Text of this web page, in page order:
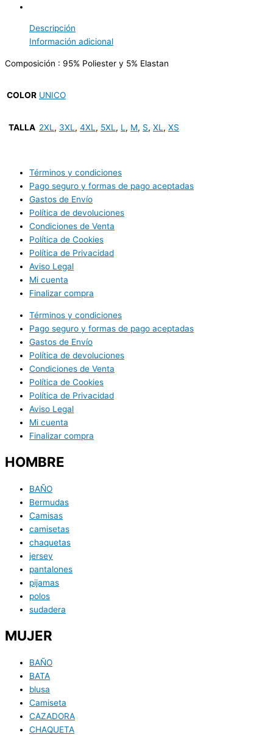
Descripción
Información adicional
Composición : 95% Poliester y 5% Elastan
COLOR UNICO
TALLA 2XL, 3XL, 4XL, 5XL, L, M, S, XL, XS
Términos y condiciones
Pago seguro y formas de pago aceptadas
Gastos de Envío
Política de devoluciones
Condiciones de Venta
Política de Cookies
Política de Privacidad
Aviso Legal
Mi cuenta
Finalizar compra
Términos y condiciones
Pago seguro y formas de pago aceptadas
Gastos de Envío
Política de devoluciones
Condiciones de Venta
Política de Cookies
Política de Privacidad
Aviso Legal
Mi cuenta
Finalizar compra
HOMBRE
BAÑO
Bermudas
Camisas
camisetas
chaquetas
jersey
pantalones
pijamas
polos
sudadera
MUJER
BAÑO
BATA
blusa
Camiseta
CAZADORA
CHAQUETA